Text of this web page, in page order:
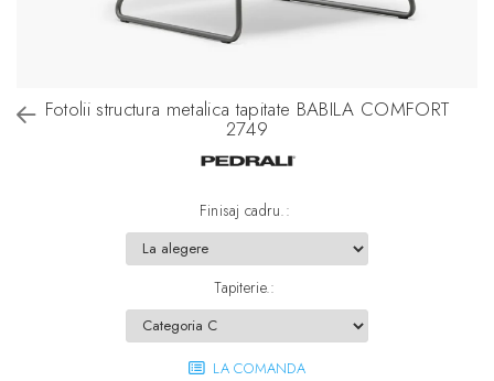
Fotolii structura metalica tapitate BABILA COMFORT
2749
Finisaj cadru.:
Tapiterie.:
LA COMANDA